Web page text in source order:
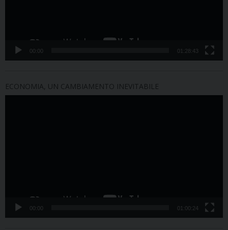
00:00 01:28:43
ECONOMIA, UN CAMBIAMENTO INEVITABILE
00:00 01:00:24